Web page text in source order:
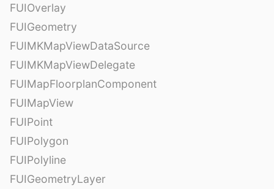
FUIOverlay
FUIGeometry
FUIMKMapViewDataSource
FUIMKMapViewDelegate
FUIMapFloorplanComponent
FUIMapView
FUIPoint
FUIPolygon
FUIPolyline
FUIGeometryLayer